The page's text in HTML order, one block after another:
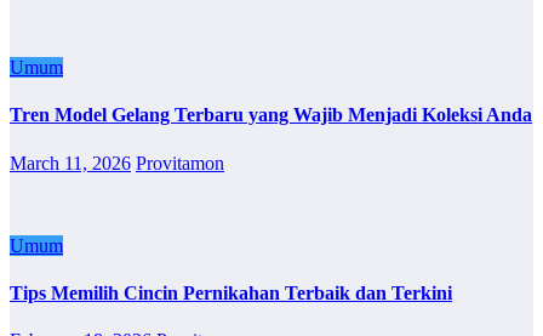
Umum
Tren Model Gelang Terbaru yang Wajib Menjadi Koleksi Anda
March 11, 2026 Provitamon
Umum
Tips Memilih Cincin Pernikahan Terbaik dan Terkini